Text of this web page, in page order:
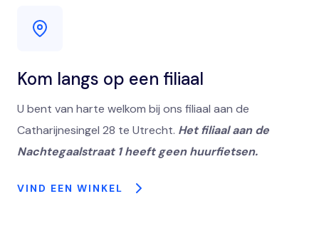
Kom langs op een filiaal
U bent van harte welkom bij ons filiaal aan de
Catharijnesingel 28 te Utrecht. Het filiaal aan de
Nachtegaalstraat 1 heeft geen huurfietsen.
VIND EEN WINKEL